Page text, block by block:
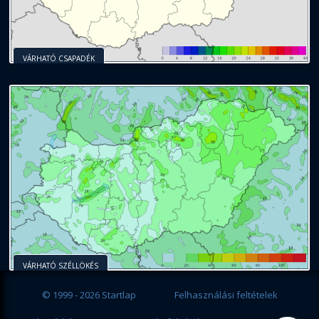
VÁRHATÓ CSAPADÉK
VÁRHATÓ SZÉLLÖKÉS
© 1999 - 2026 Startlap Felhasználási feltételek